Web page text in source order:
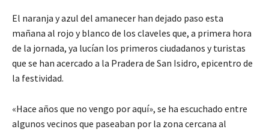
El naranja y azul del amanecer han dejado paso esta
mañana al rojo y blanco de los claveles que, a primera hora
de la jornada, ya lucían los primeros ciudadanos y turistas
que se han acercado a la Pradera de San Isidro, epicentro de
la festividad.
«Hace años que no vengo por aquí», se ha escuchado entre
algunos vecinos que paseaban por la zona cercana al